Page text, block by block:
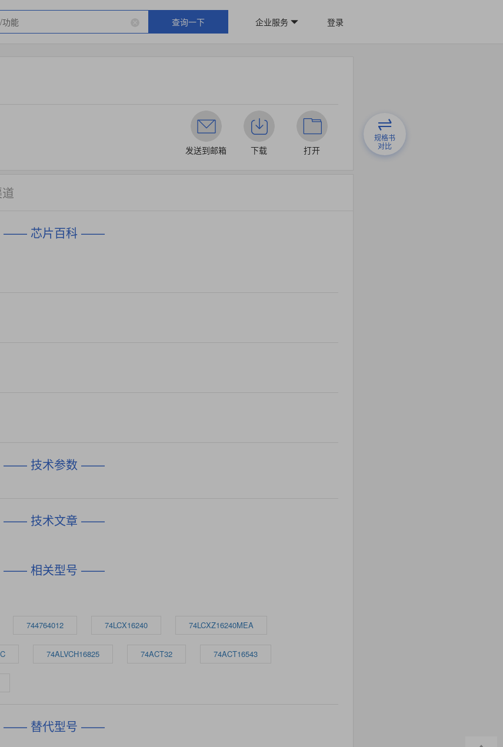
查询一下 企业服务 登录
发送到邮箱 下载 打开
规格书
对比
—— 芯片百科 ——
—— 技术参数 ——
—— 技术文章 ——
—— 相关型号 ——
744764012 74LCX16240 74LCXZ16240MEA
74ALVCH16825 74ACT32 74ACT16543
—— 替代型号 ——